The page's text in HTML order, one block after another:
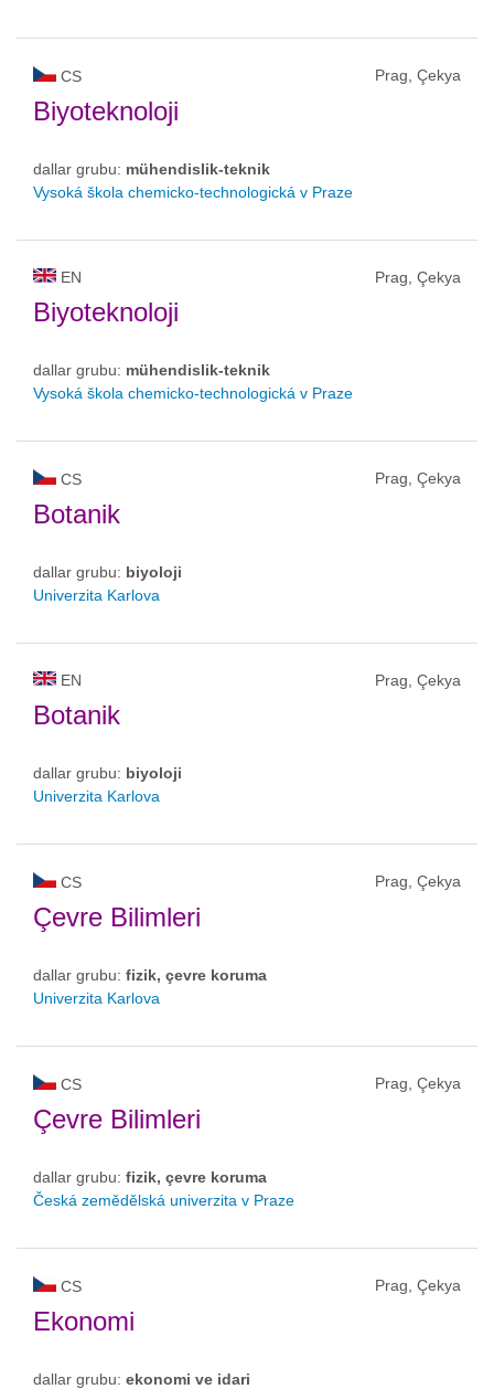
CS Prag, Çekya
Biyoteknoloji
dallar grubu: mühendislik-teknik
Vysoká škola chemicko-technologická v Praze
EN Prag, Çekya
Biyoteknoloji
dallar grubu: mühendislik-teknik
Vysoká škola chemicko-technologická v Praze
CS Prag, Çekya
Botanik
dallar grubu: biyoloji
Univerzita Karlova
EN Prag, Çekya
Botanik
dallar grubu: biyoloji
Univerzita Karlova
CS Prag, Çekya
Çevre Bilimleri
dallar grubu: fizik, çevre koruma
Univerzita Karlova
CS Prag, Çekya
Çevre Bilimleri
dallar grubu: fizik, çevre koruma
Česká zemědělská univerzita v Praze
CS Prag, Çekya
Ekonomi
dallar grubu: ekonomi ve idari